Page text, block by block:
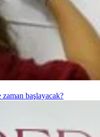
başlayacak?